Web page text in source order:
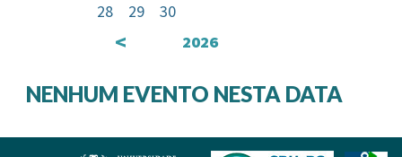
28
29 30
< 2026
NENHUM EVENTO NESTA DATA